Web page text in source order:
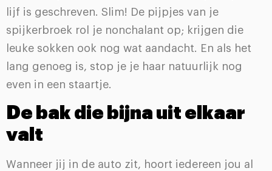
lijf is geschreven. Slim! De pijpjes van je
spijkerbroek rol je nonchalant op; krijgen die
leuke sokken ook nog wat aandacht. En als het
lang genoeg is, stop je je haar natuurlijk nog
even in een staartje.
De bak die bijna uit elkaar
valt
Wanneer jij in de auto zit, hoort iedereen jou al